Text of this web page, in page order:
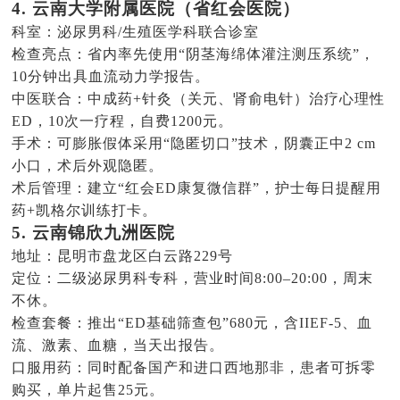
4. 云南大学附属医院（省红会医院）
科室：泌尿男科/生殖医学科联合诊室
检查亮点：省内率先使用“阴茎海绵体灌注测压系统”，
10分钟出具血流动力学报告。
中医联合：中成药+针灸（关元、肾俞电针）治疗心理性
ED，10次一疗程，自费1200元。
手术：可膨胀假体采用“隐匿切口”技术，阴囊正中2 cm
小口，术后外观隐匿。
术后管理：建立“红会ED康复微信群”，护士每日提醒用
药+凯格尔训练打卡。
5. 云南锦欣九洲医院
地址：昆明市盘龙区白云路229号
定位：二级泌尿男科专科，营业时间8:00–20:00，周末
不休。
检查套餐：推出“ED基础筛查包”680元，含IIEF-5、血
流、激素、血糖，当天出报告。
口服用药：同时配备国产和进口西地那非，患者可拆零
购买，单片起售25元。